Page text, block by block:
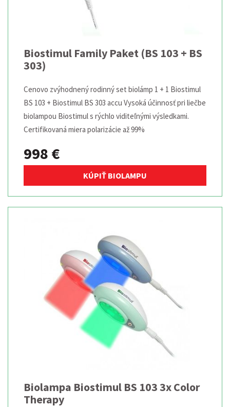
Biostimul Family Paket (BS 103 + BS
303)
Cenovo zvýhodnený rodinný set biolámp 1 + 1 Biostimul
BS 103 + Biostimul BS 303 accu Vysoká účinnosť pri liečbe
biolampou Biostimul s rýchlo viditeľnými výsledkami.
Certifikovaná miera polarizácie až 99%
998 €
KÚPIŤ BIOLAMPU
Biolampa Biostimul BS 103 3x Color
Therapy